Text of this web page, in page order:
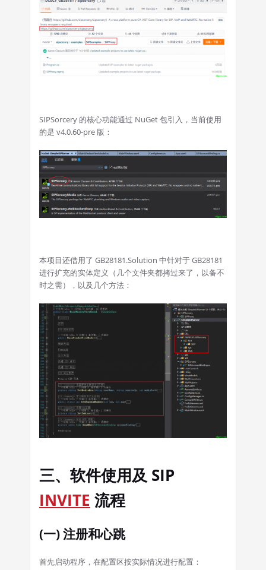
SIPSorcery 的核心功能通过 NuGet 包引入，当前使用
的是 v4.0.60-pre 版：
本项目还借用了 GB28181.Solution 中针对于 GB28181
进行扩充的实体定义（几个文件夹都拷过来了，以备不
时之需），以及几个方法：
三、软件使用及 SIP
INVITE 流程
(一) 注册和心跳
首先启动程序，在配置区按实际情况进行配置：